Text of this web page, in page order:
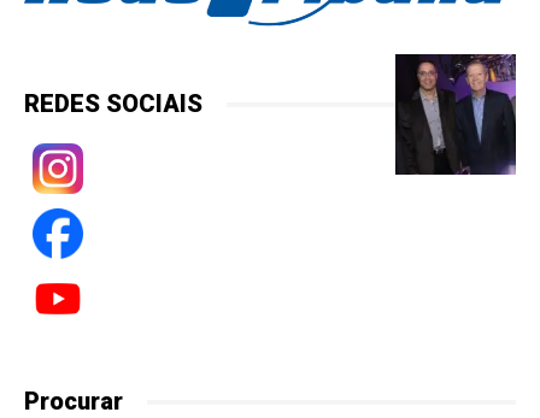
REDES SOCIAIS
Procurar